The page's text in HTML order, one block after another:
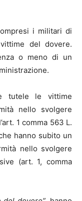
i militari di
del dovere.
o meno di un
tutele le vittime
nello svolgere
1 comma 563 L.
hanno subito un
nello svolgere
(art. 1, comma